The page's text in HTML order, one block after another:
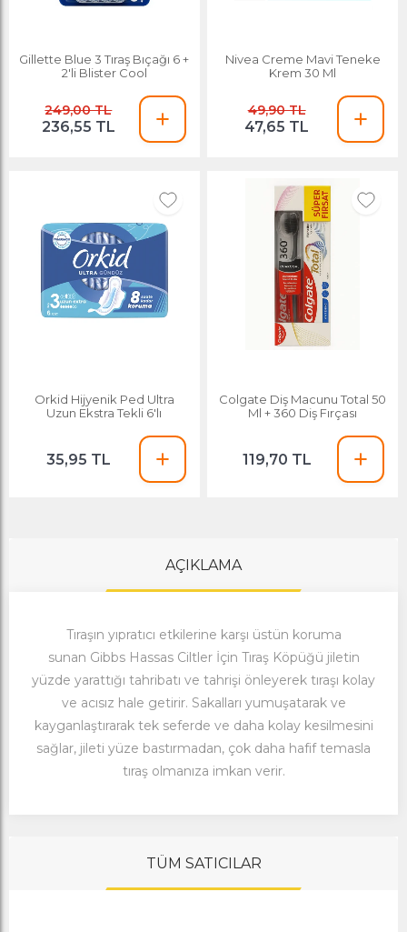
Gillette Blue 3 Tıraş Bıçağı 6 +
2'li Blister Cool
249,00 TL
236,55 TL
Nivea Creme Mavi Teneke
Krem 30 Ml
49,90 TL
47,65 TL
Orkid Hijyenik Ped Ultra
Uzun Ekstra Tekli 6'lı
35,95 TL
Colgate Diş Macunu Total 50
Ml + 360 Diş Fırçası
119,70 TL
AÇIKLAMA
Tıraşın yıpratıcı etkilerine karşı üstün koruma
sunan Gibbs Hassas Ciltler İçin Tıraş Köpüğü jiletin
yüzde yarattığı tahribatı ve tahrişi önleyerek tıraşı kolay
ve acısız hale getirir. Sakalları yumuşatarak ve
kayganlaştırarak tek seferde ve daha kolay kesilmesini
sağlar, jileti yüze bastırmadan, çok daha hafif temasla
tıraş olmanıza imkan verir.
TÜM SATICILAR